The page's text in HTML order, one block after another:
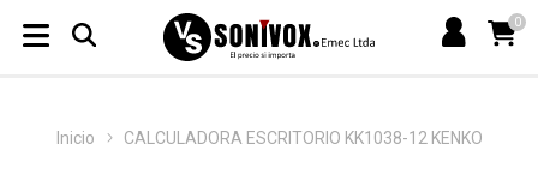
0
Inicio CALCULADORA ESCRITORIO KK1038-12 KENKO